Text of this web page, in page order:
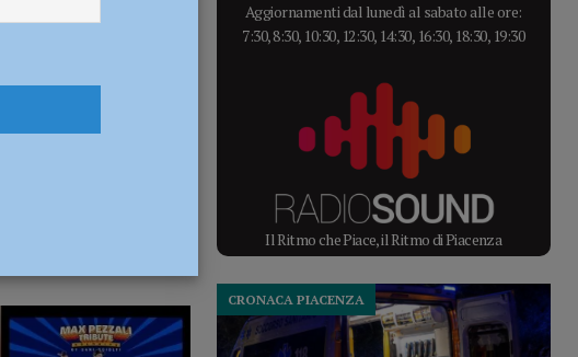
Aggiornamenti dal lunedì al sabato alle ore:
7:30, 8:30, 10:30, 12:30, 14:30, 16:30, 18:30, 19:30
Il Ritmo che Piace, il Ritmo di Piacenza
CRONACA PIACENZA